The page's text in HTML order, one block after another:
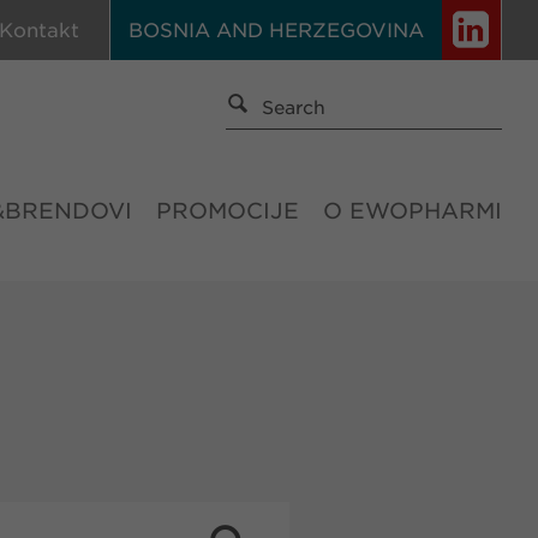
BOSNIA AND HERZEGOVINA
Kontakt
PROMOCIJE O EWOPHARMI